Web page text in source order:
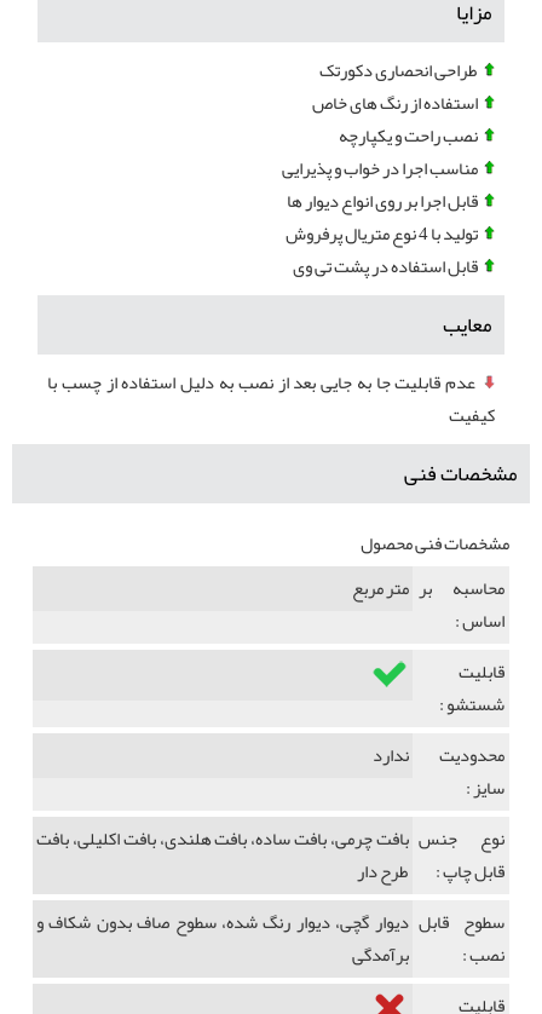
مزایا
طراحی انحصاری دکورتک
استفاده از رنگ های خاص
نصب راحت و یکپارچه
مناسب اجرا در خواب و پذیرایی
قابل اجرا بر روی انواع دیوار ها
تولید با 4 نوع متریال پرفروش
قابل استفاده در پشت تی وی
معایب
عدم قابلیت جا به جایی بعد از نصب به دلیل استفاده از چسب با
کیفیت
مشخصات فنی
مشخصات فنی محصول
محاسبه بر
اساس :
متر مربع
قابلیت
شستشو :
محدودیت
سایز :
ندارد
نوع جنس
قابل چاپ :
بافت چرمی، بافت ساده، بافت هلندی، بافت اکلیلی، بافت
طرح دار
سطوح قابل
نصب :
دیوار گچی، دیوار رنگ شده، سطوح صاف بدون شکاف و
برآمدگی
قابلیت